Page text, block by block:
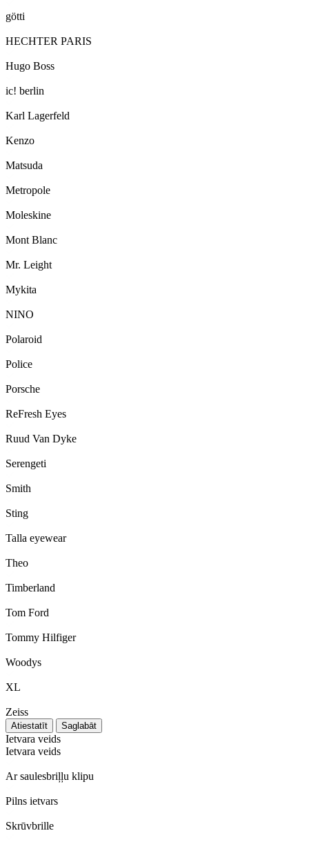
götti
HECHTER PARIS
Hugo Boss
ic! berlin
Karl Lagerfeld
Kenzo
Matsuda
Metropole
Moleskine
Mont Blanc
Mr. Leight
Mykita
NINO
Polaroid
Police
Porsche
ReFresh Eyes
Ruud Van Dyke
Serengeti
Smith
Sting
Talla eyewear
Theo
Timberland
Tom Ford
Tommy Hilfiger
Woodys
XL
Zeiss
Atiestatīt Saglabāt
Ietvara veids
Ietvara veids
Ar saulesbriļļu klipu
Pilns ietvars
Skrūvbrille